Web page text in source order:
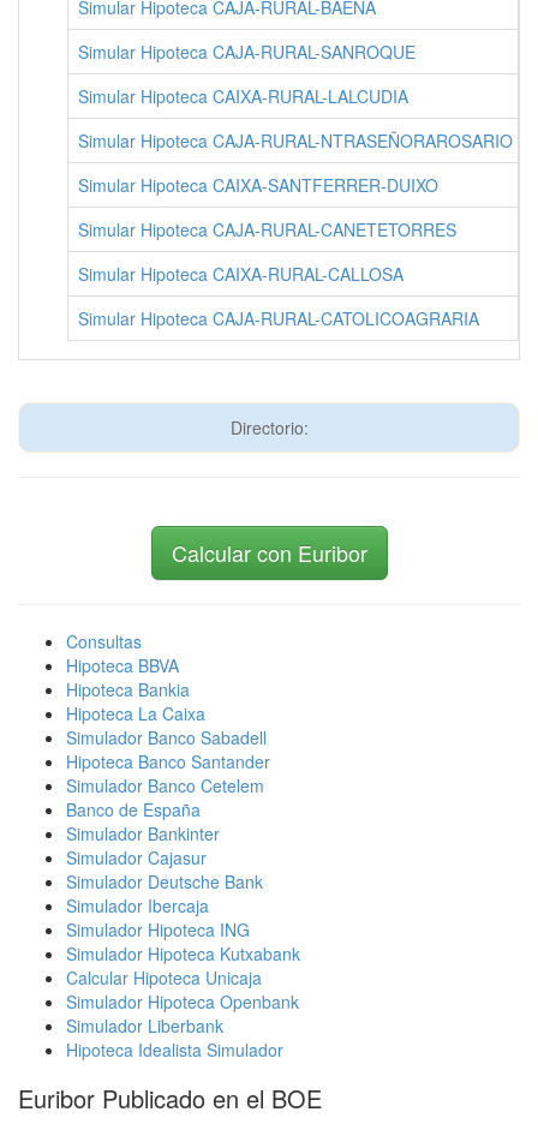
Simular Hipoteca CAJA-RURAL-BAENA
Simular Hipoteca CAJA-RURAL-SANROQUE
Simular Hipoteca CAIXA-RURAL-LALCUDIA
Simular Hipoteca CAJA-RURAL-NTRASEÑORAROSARIO
Simular Hipoteca CAIXA-SANTFERRER-DUIXO
Simular Hipoteca CAJA-RURAL-CANETETORRES
Simular Hipoteca CAIXA-RURAL-CALLOSA
Simular Hipoteca CAJA-RURAL-CATOLICOAGRARIA
Directorio:
Calcular con Euribor
Consultas
Hipoteca BBVA
Hipoteca Bankia
Hipoteca La Caixa
Simulador Banco Sabadell
Hipoteca Banco Santander
Simulador Banco Cetelem
Banco de España
Simulador Bankinter
Simulador Cajasur
Simulador Deutsche Bank
Simulador Ibercaja
Simulador Hipoteca ING
Simulador Hipoteca Kutxabank
Calcular Hipoteca Unicaja
Simulador Hipoteca Openbank
Simulador Liberbank
Hipoteca Idealista Simulador
Euribor Publicado en el BOE